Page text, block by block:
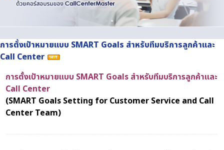
การตั้งเป้าหมายแบบ SMART Goals สำหรับทีมบริการลูกค้าและ
Call Center
การตั้งเป้าหมายแบบ SMART Goals สำหรับทีมบริการลูกค้าและ
Call Center
(SMART Goals Setting for Customer Service and Call
Center Team)